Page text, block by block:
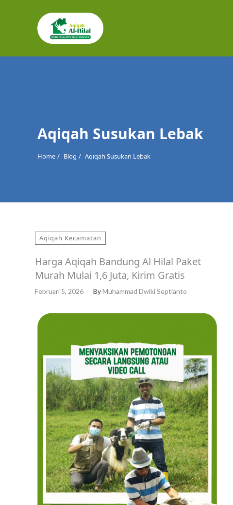
Cari
Aqiqah Susukan Lebak
Home Blog Aqiqah Susukan Lebak
Aqiqah Kecamatan
Harga Aqiqah Bandung Al Hilal Paket
Murah Mulai 1,6 Juta, Kirim Gratis
Februari 5, 2026 ByMuhammad Dwiki Septianto